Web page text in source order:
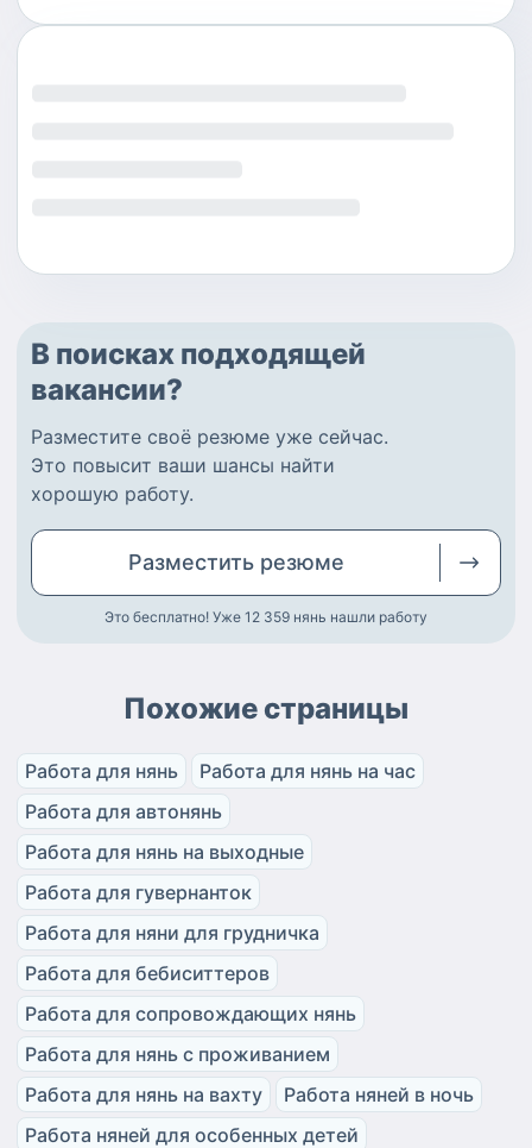
В поисках подходящей
вакансии?
Разместите своё резюме уже сейчас.
Это повысит ваши шансы найти
хорошую работу.
Разместить резюме
Это бесплатно! Уже 12 359 нянь нашли работу
Похожие страницы
Работа для нянь
Работа для нянь на час
Работа для автонянь
Работа для нянь на выходные
Работа для гувернанток
Работа для няни для грудничка
Работа для бебиситтеров
Работа для сопровождающих нянь
Работа для нянь с проживанием
Работа для нянь на вахту
Работа няней в ночь
Работа няней для особенных детей